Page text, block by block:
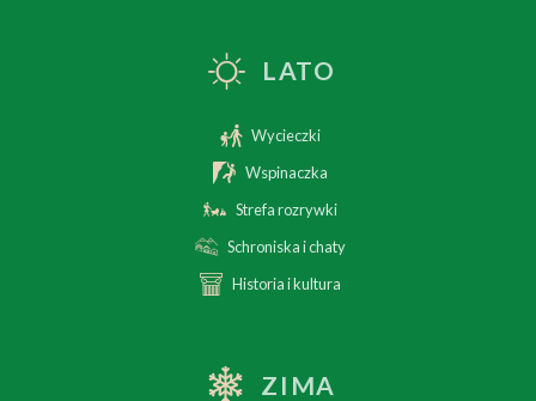
LATO
Wycieczki
Wspinaczka
Strefa rozrywki
Schroniska i chaty
Historia i kultura
ZIMA